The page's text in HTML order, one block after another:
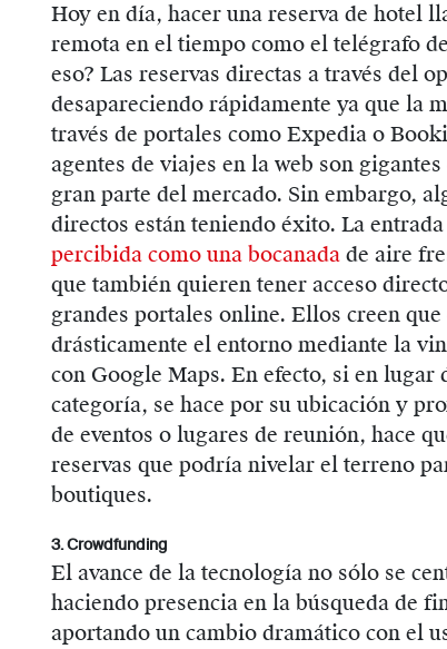
Hoy en día, hacer una reserva de hotel
remota en el tiempo como el telégrafo
eso? Las reservas directas a través del
desapareciendo rápidamente ya que la
través de portales como Expedia o
agentes de viajes en la web son
gran parte del mercado. Sin embargo,
directos están teniendo éxito. La
percibidacomo una bocanada de aire
que también quieren tener acceso
grandes portales online. Ellos creen
drásticamente el entorno mediante la
con Google Maps. En efecto, si en
categoría, se hace por su ubicación y
de eventos o lugares de reunión, hace
reservas que podría nivelar el terreno
boutiques.
3. Crowdfunding
El avance de la tecnología no sólo se
haciendo presencia en la búsqueda de
aportando un cambio dramático con el